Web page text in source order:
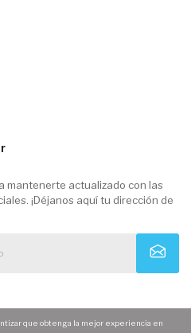
mantenerte actualizado con las
¡Déjanos aquí tu dirección de
que obtenga la mejor experiencia en